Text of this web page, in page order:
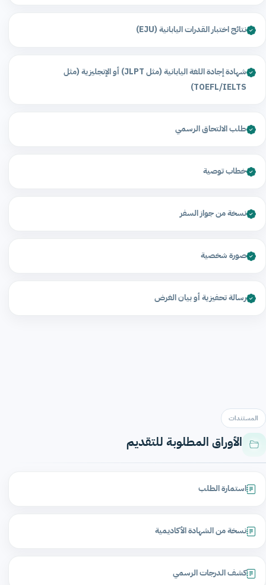
نتائج اختبار القدرات اليابانية (EJU)
شهادة إجادة اللغة اليابانية (مثل JLPT) أو الإنجليزية (مثل
TOEFL/IELTS)
طلب الالتحاق الرسمي
خطاب توصية
نسخة من جواز السفر
صورة شخصية
رسالة تحفيزية أو بيان الغرض
المستندات
الأوراق المطلوبة للتقديم
استمارة الطلب
نسخة من الشهادة الأكاديمية
كشف الدرجات الرسمي